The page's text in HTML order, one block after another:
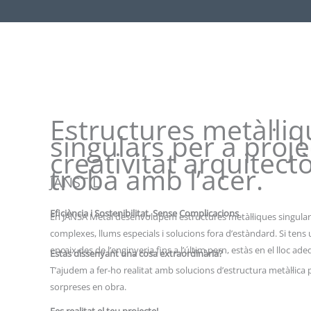
Estructures
singulars per a
creativitat
troba amb l’acer.
JANSTIL
Eficiència i Sostenibilitat, Sense Complicacions
En JANSA Metal desenvolupem estructures metàl·liques
complexes, llums especials i solucions fora d’estàndard. Si
encaix des de l’enginyeria fins a l’últim pern, estàs en el lloc
Estàs dissenyant una cosa extraordinària?
T’ajudem a fer-ho realitat amb solucions d’estructura
sorpreses en obra.